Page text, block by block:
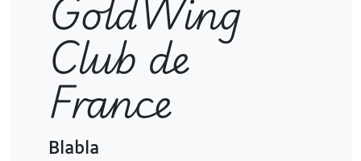
Club de
France
Blabla